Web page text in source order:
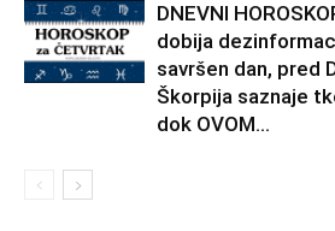
DNEVNI
dobija
savršen dan, pred
Škorpija saznaje
dok OVOM...